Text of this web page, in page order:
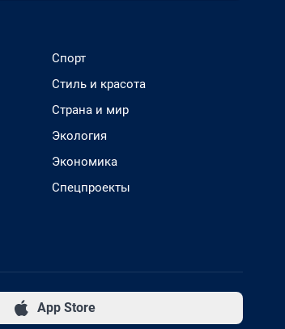
Спорт
Стиль и красота
Страна и мир
Экология
Экономика
Спецпроекты
App Store